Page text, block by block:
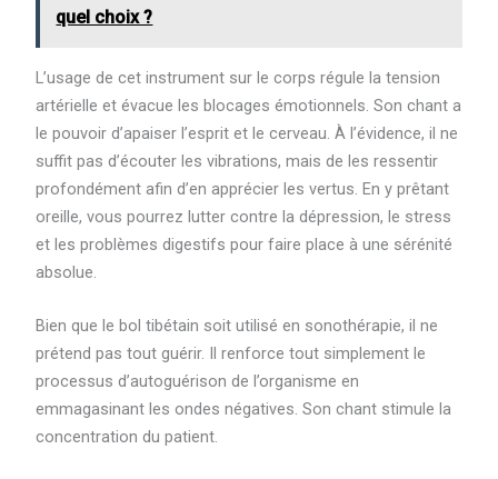
quel choix ?
L’usage de cet instrument sur le corps régule la tension
artérielle et évacue les blocages émotionnels. Son chant a
le pouvoir d’apaiser l’esprit et le cerveau. À l’évidence, il ne
suffit pas d’écouter les vibrations, mais de les ressentir
profondément afin d’en apprécier les vertus. En y prêtant
oreille, vous pourrez lutter contre la dépression, le stress
et les problèmes digestifs pour faire place à une sérénité
absolue.
Bien que le bol tibétain soit utilisé en sonothérapie, il ne
prétend pas tout guérir. Il renforce tout simplement le
processus d’autoguérison de l’organisme en
emmagasinant les ondes négatives. Son chant stimule la
concentration du patient.